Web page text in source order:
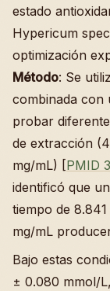
estado
Hypericum
optimización
Método: Se
combinada con
probar
de extracción
mg/mL) [PMID
identificó que
tiempo de
mg/mL
Bajo estas
± 0.080 mmol/